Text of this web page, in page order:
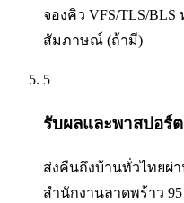
จองคิว VFS/TLS/
สัมภาษณ์ (ถ้ามี)
5
รับผลและพาสปอร์ต
ส่งคืนถึงบ้านทั่วไทยผ่า
สำนักงานลาดพร้าว 95